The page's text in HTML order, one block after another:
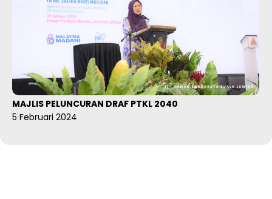
MAJLIS PELUNCURAN DRAF PTKL 2040
5 Februari 2024